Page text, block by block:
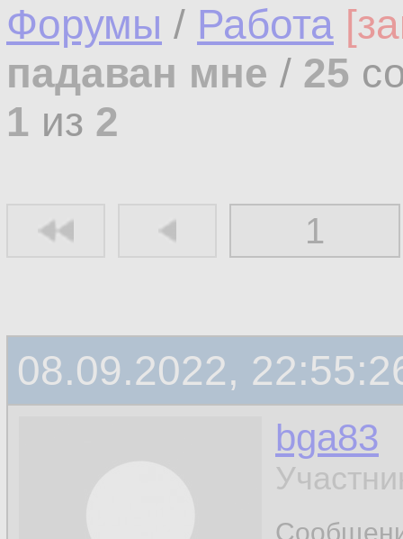
Форумы / Работа
падаван мне / 25
1 из 2
1
08.09.2022,
bga83